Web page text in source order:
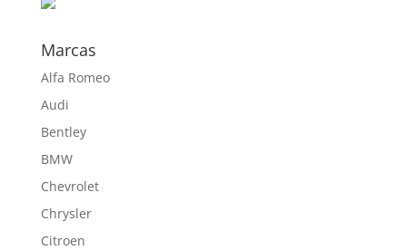
Marcas
Alfa Romeo
Audi
Bentley
BMW
Chevrolet
Chrysler
Citroen